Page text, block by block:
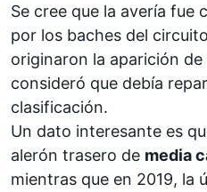
Se cree que la avería fue
por los baches del
originaron la aparición
consideró que debía
clasificación.
Un dato interesante es
alerón trasero de media
mientras que en 2019, la